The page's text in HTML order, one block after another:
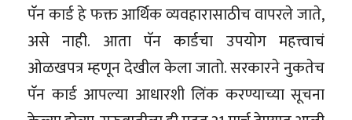
पॅन कार्ड हे फक्त आर्थिक व्यवहारासाठीच वापरले जाते,
असे नाही. आता पॅन कार्डचा उपयोग महत्त्वाचं
ओळखपत्र म्हणून देखील केला जातो. सरकारने नुकतेच
पॅन कार्ड आपल्या आधारशी लिंक करण्याच्या सूचना